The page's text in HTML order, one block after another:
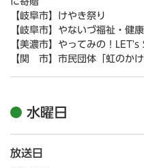
【岐阜市】けやき祭り
【岐阜市】やないづ福祉・健
【美濃市】やってみの！LET's
【関 市】市民団体「虹のか
水曜日
放送日